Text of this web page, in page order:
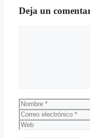
Deja un
Nombre
Correo
electrónico
Web